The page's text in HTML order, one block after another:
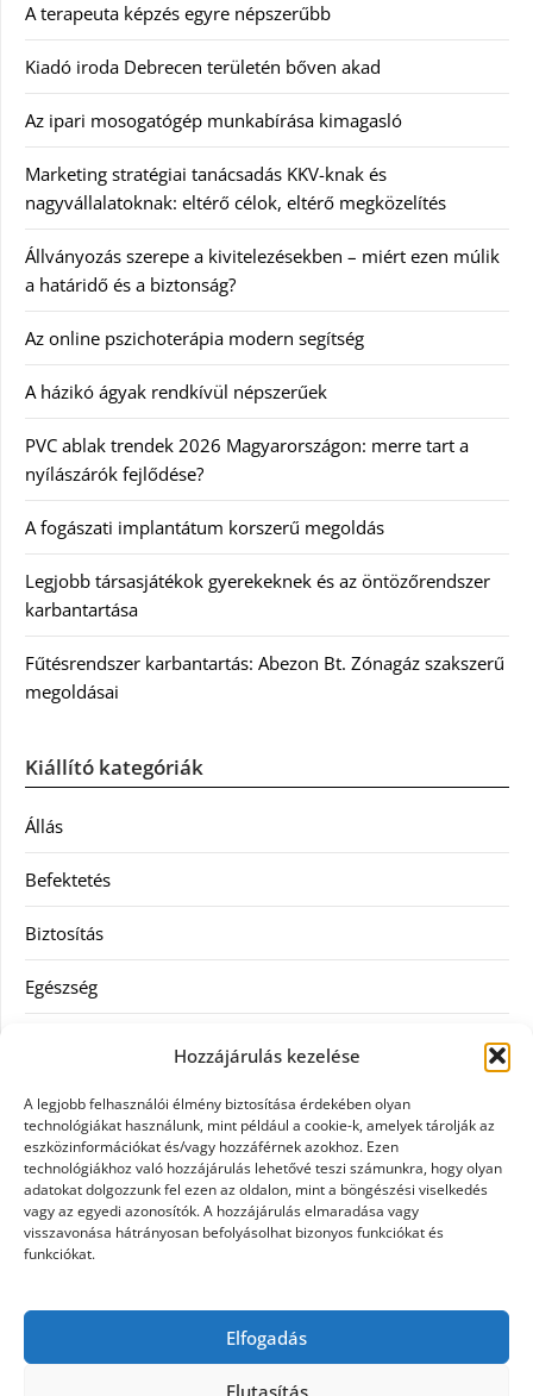
Hozzájárulás kezelése
A legjobb felhasználói élmény biztosítása érdekében olyan
technológiákat használunk, mint például a cookie-k, amelyek tárolják az
eszközinformációkat és/vagy hozzáférnek azokhoz. Ezen
technológiákhoz való hozzájárulás lehetővé teszi számunkra, hogy olyan
adatokat dolgozzunk fel ezen az oldalon, mint a böngészési viselkedés
vagy az egyedi azonosítók. A hozzájárulás elmaradása vagy
visszavonása hátrányosan befolyásolhat bizonyos funkciókat és
funkciókat.
Elfogadás
Elutasítás
A terapeuta képzés egyre népszerűbb
Kiadó iroda Debrecen területén bőven akad
Az ipari mosogatógép munkabírása kimagasló
Marketing stratégiai tanácsadás KKV-knak és
nagyvállalatoknak: eltérő célok, eltérő megközelítés
Állványozás szerepe a kivitelezésekben – miért ezen múlik
a határidő és a biztonság?
Az online pszichoterápia modern segítség
A házikó ágyak rendkívül népszerűek
PVC ablak trendek 2026 Magyarországon: merre tart a
nyílászárók fejlődése?
A fogászati implantátum korszerű megoldás
Legjobb társasjátékok gyerekeknek és az öntözőrendszer
karbantartása
Fűtésrendszer karbantartás: Abezon Bt. Zónagáz szakszerű
megoldásai
Kiállító kategóriák
Állás
Befektetés
Biztosítás
Egészség
Ingatlan
Művészetek és szórakozás
Múzeumok
Szolgáltatás
Szórakozás
Webáruház